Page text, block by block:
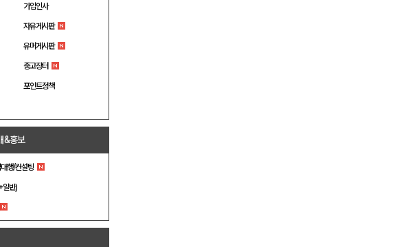
가입인사
자유게시판
유머게시판
중고장터
포인트정책
&홍보
행/컨설팅
일반)